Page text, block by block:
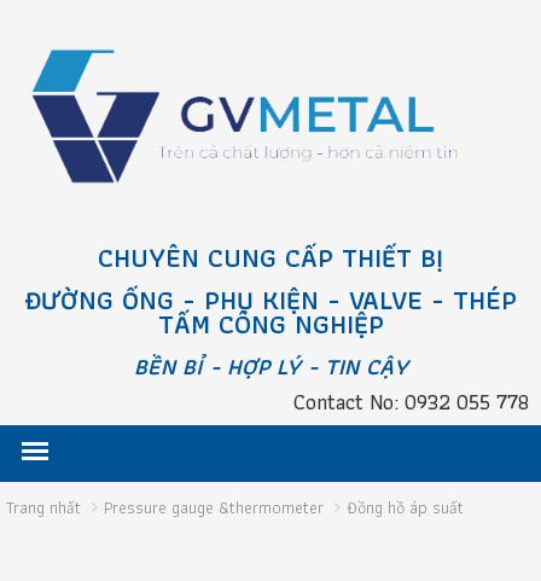
CHUYÊN CUNG CẤP THIẾT BỊ
ĐƯỜNG ỐNG - PHỤ KIỆN - VALVE - THÉP
TẤM CÔNG NGHIỆP
BỀN BỈ - HỢP LÝ - TIN CẬY
Contact No: 0932 055 778
Trang nhất Pressure gauge &thermometer Đồng hồ áp suất